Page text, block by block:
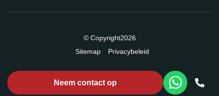
© Copyright2026
Sitemap
Privacybeleid
Neem contact op